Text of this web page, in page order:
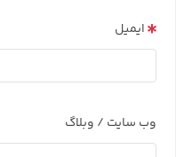
ایمیل
وب سایت / وبلاگ